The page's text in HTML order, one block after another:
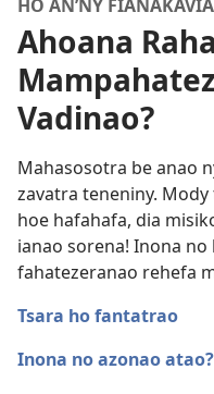
HO AN’NY
Ahoana Raha
Vadinao?
Mahasosotra be anao
zavatra teneniny.
hoe hafahafa, dia
ianao sorena! Inona
fahatezeranao rehefa
Tsara ho fantatrao
Inona no azonao atao?